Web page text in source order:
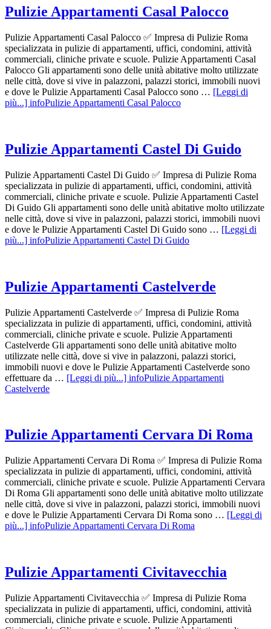
Pulizie Appartamenti Casal Palocco
Pulizie Appartamenti Casal Palocco ✅ Impresa di Pulizie Roma
specializzata in pulizie di appartamenti, uffici, condomini, attività
commerciali, cliniche private e scuole. Pulizie Appartamenti Casal
Palocco Gli appartamenti sono delle unità abitative molto utilizzate
nelle città, dove si vive in palazzoni, palazzi storici, immobili nuovi
e dove le Pulizie Appartamenti Casal Palocco sono … [Leggi di
più...] infoPulizie Appartamenti Casal Palocco
Pulizie Appartamenti Castel Di Guido
Pulizie Appartamenti Castel Di Guido ✅ Impresa di Pulizie Roma
specializzata in pulizie di appartamenti, uffici, condomini, attività
commerciali, cliniche private e scuole. Pulizie Appartamenti Castel
Di Guido Gli appartamenti sono delle unità abitative molto utilizzate
nelle città, dove si vive in palazzoni, palazzi storici, immobili nuovi
e dove le Pulizie Appartamenti Castel Di Guido sono … [Leggi di
più...] infoPulizie Appartamenti Castel Di Guido
Pulizie Appartamenti Castelverde
Pulizie Appartamenti Castelverde ✅ Impresa di Pulizie Roma
specializzata in pulizie di appartamenti, uffici, condomini, attività
commerciali, cliniche private e scuole. Pulizie Appartamenti
Castelverde Gli appartamenti sono delle unità abitative molto
utilizzate nelle città, dove si vive in palazzoni, palazzi storici,
immobili nuovi e dove le Pulizie Appartamenti Castelverde sono
effettuare da … [Leggi di più...] infoPulizie Appartamenti
Castelverde
Pulizie Appartamenti Cervara Di Roma
Pulizie Appartamenti Cervara Di Roma ✅ Impresa di Pulizie Roma
specializzata in pulizie di appartamenti, uffici, condomini, attività
commerciali, cliniche private e scuole. Pulizie Appartamenti Cervara
Di Roma Gli appartamenti sono delle unità abitative molto utilizzate
nelle città, dove si vive in palazzoni, palazzi storici, immobili nuovi
e dove le Pulizie Appartamenti Cervara Di Roma sono … [Leggi di
più...] infoPulizie Appartamenti Cervara Di Roma
Pulizie Appartamenti Civitavecchia
Pulizie Appartamenti Civitavecchia ✅ Impresa di Pulizie Roma
specializzata in pulizie di appartamenti, uffici, condomini, attività
commerciali, cliniche private e scuole. Pulizie Appartamenti